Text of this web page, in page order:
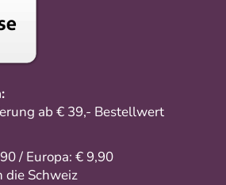
ab € 39,- Bestellwert
/ Europa: € 9,90
die Schweiz